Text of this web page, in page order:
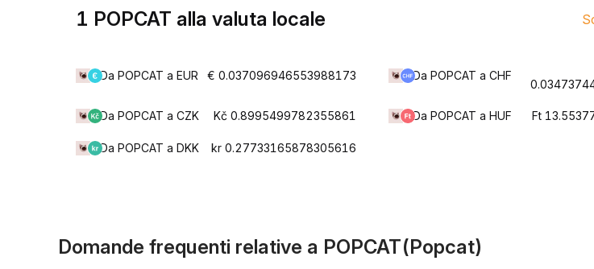
1 POPCAT alla valuta locale
Da POPCAT a EUR € 0.037096946553988173 Da POPCAT a CHF
Da POPCAT a CZK Kč 0.8995499782355861 Da POPCAT a HUF Ft
Da POPCAT a DKK kr 0.27733165878305616
Domande frequenti relative a POPCAT(Popcat)